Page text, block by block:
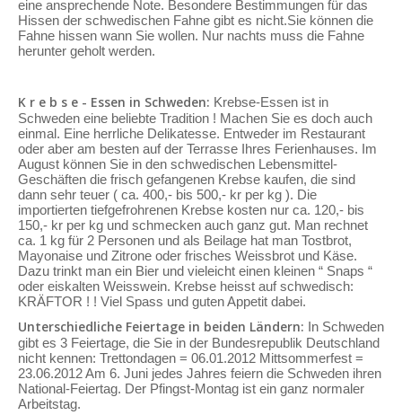
eine ansprechende Note. Besondere Bestimmungen für das
Hissen der schwedischen Fahne gibt es nicht.Sie können die
Fahne hissen wann Sie wollen. Nur nachts muss die Fahne
herunter geholt werden.
K r e b s e - Essen in Schweden: Krebse-Essen ist in
Schweden eine beliebte Tradition ! Machen Sie es doch auch
einmal. Eine herrliche Delikatesse. Entweder im Restaurant
oder aber am besten auf der Terrasse Ihres Ferienhauses. Im
August können Sie in den schwedischen Lebensmittel-
Geschäften die frisch gefangenen Krebse kaufen, die sind
dann sehr teuer ( ca. 400,- bis 500,- kr per kg ). Die
importierten tiefgefrohrenen Krebse kosten nur ca. 120,- bis
150,- kr per kg und schmecken auch ganz gut. Man rechnet
ca. 1 kg für 2 Personen und als Beilage hat man Tostbrot,
Mayonaise und Zitrone oder frisches Weissbrot und Käse.
Dazu trinkt man ein Bier und vieleicht einen kleinen “ Snaps “
oder eiskalten Weisswein. Krebse heisst auf schwedisch:
KRÄFTOR ! ! Viel Spass und guten Appetit dabei.
Unterschiedliche Feiertage in beiden Ländern: In Schweden
gibt es 3 Feiertage, die Sie in der Bundesrepublik Deutschland
nicht kennen: Trettondagen = 06.01.2012 Mittsommerfest =
23.06.2012 Am 6. Juni jedes Jahres feiern die Schweden ihren
National-Feiertag. Der Pfingst-Montag ist ein ganz normaler
Arbeitstag.